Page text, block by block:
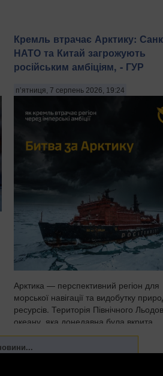
Кремль втрачає Арктику:
НАТО та Китай загрожують
російським амбіціям, - ГУР
п’ятниця, 7 серпень 2026, 19:24
Арктика — перспективний регіон для
морської навігації та видобутку
ресурсів. Територія Північного
океану, яка донедавна була вкрита
товстими шарами криги й
важкодоступною для судноплавства,
прогнозами кліматичних мод...